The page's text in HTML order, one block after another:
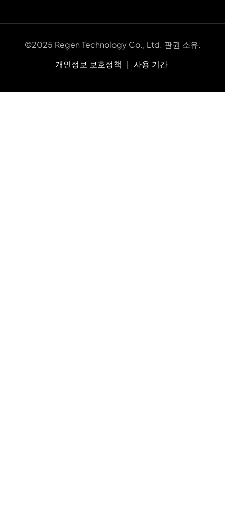
©2025 Regen Technology Co., Ltd. 판권 소유.
개인정보 보호정책 ｜ 사용 기간